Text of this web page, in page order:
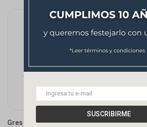
SUSCRIBIRME
Gres Concreto Bg 60x120 Cm
Gres